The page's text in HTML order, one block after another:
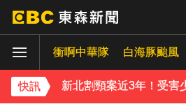
衝啊中華隊 白海豚颱風
快訊
下載東森App，隨時掌握